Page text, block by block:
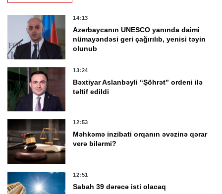
14:13
Azərbaycanın UNESCO yanında daimi
nümayəndəsi geri çağırılıb, yenisi təyin
olunub
13:24
Bəxtiyar Aslanbəyli “Şöhrət” ordeni ilə
təltif edildi
12:53
Məhkəmə inzibati orqanın əvəzinə qərar
verə bilərmi?
12:51
Sabah 39 dərəcə isti olacaq